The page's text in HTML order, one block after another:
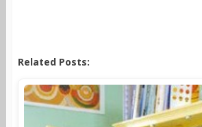
Related Posts: